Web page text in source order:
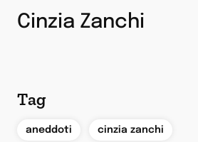
Cinzia Zanchi
Tag
aneddoti cinzia zanchi